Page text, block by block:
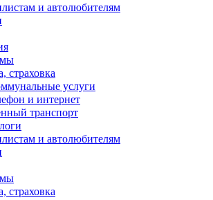
и автолюбителям
услуги
и интернет
транспорт
и автолюбителям